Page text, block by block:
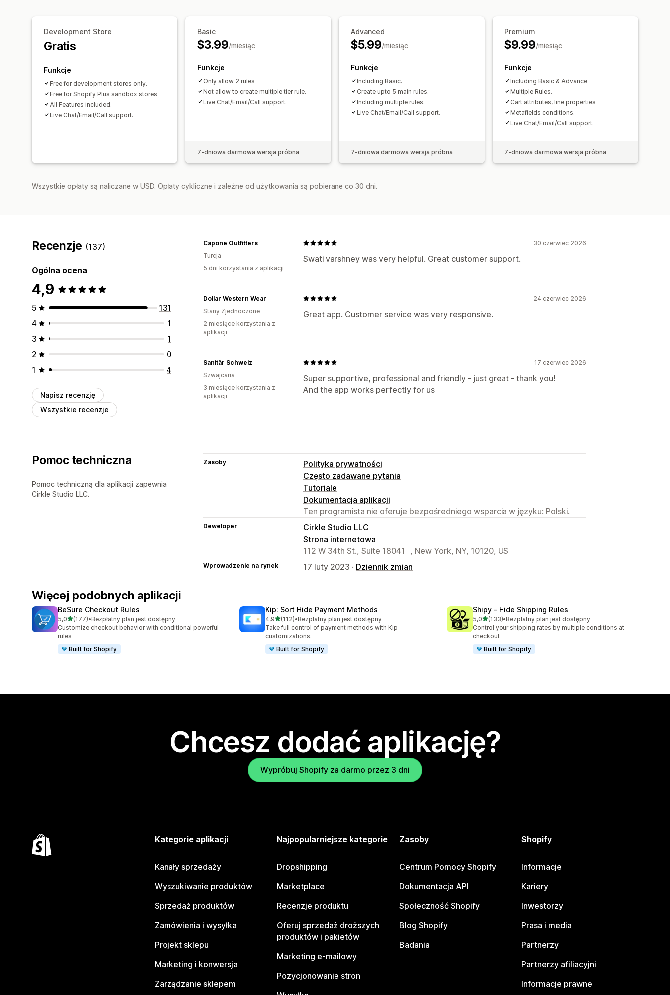
Development Store
Gratis
Funkcje
Free for development stores only.
Free for Shopify Plus sandbox stores
All Features included.
Live Chat/Email/Call support.
Basic
$3.99/miesiąc
Funkcje
Only allow 2 rules
Not allow to create multiple tier rule.
Live Chat/Email/Call support.
7-dniowa darmowa wersja próbna
Advanced
$5.99/miesiąc
Funkcje
Including Basic.
Create upto 5 main rules.
Including multiple rules.
Live Chat/Email/Call support.
7-dniowa darmowa wersja próbna
Premium
$9.99/miesiąc
Funkcje
Including Basic & Advance
Multiple Rules.
Cart attributes, line properties
Metafields conditions.
Live Chat/Email/Call support.
7-dniowa darmowa wersja próbna
Wszystkie opłaty są naliczane w USD. Opłaty cykliczne i zależne od użytkowania są pobierane co 30 dni.
Recenzje (137)
Ogólna ocena
4,9
5
131
4
1
3
1
2
0
1
4
Napisz recenzję
Wszystkie recenzje
30 czerwiec 2026
Swati varshney was very helpful. Great customer support.
Capone Outfitters
Turcja
5 dni korzystania z aplikacji
24 czerwiec 2026
Great app. Customer service was very responsive.
Dollar Western Wear
Stany Zjednoczone
2 miesiące korzystania z
aplikacji
17 czerwiec 2026
Super supportive, professional and friendly - just great - thank you!
And the app works perfectly for us
Sanitär Schweiz
Szwajcaria
3 miesiące korzystania z
aplikacji
Pomoc techniczna
Pomoc techniczną dla aplikacji zapewnia
Cirkle Studio LLC.
Zasoby
Polityka prywatności
Często zadawane pytania
Tutoriale
Dokumentacja aplikacji
Ten programista nie oferuje bezpośredniego wsparcia w języku: Polski.
Deweloper
Cirkle Studio LLC
Strona internetowa
112 W 34th St., Suite 18041 , New York, NY, 10120, US
Wprowadzenie na rynek 17 luty 2023 · Dziennik zmian
Więcej podobnych aplikacji
BeSure Checkout Rules
5,0na 5 gwiazdek
(177)
Łączna liczba recenzji: 177
•Bezpłatny plan jest dostępny
Customize checkout behavior with conditional powerful
rules
Built for Shopify
Kip: Sort Hide Payment Methods
4,9na 5 gwiazdek
(112)
Łączna liczba recenzji: 112
•Bezpłatny plan jest dostępny
Take full control of payment methods with Kip
customizations.
Built for Shopify
Shipy ‑ Hide Shipping Rules
5,0na 5 gwiazdek
(133)
Łączna liczba recenzji: 133
•Bezpłatny plan jest dostępny
Control your shipping rates by multiple conditions at
checkout
Built for Shopify
Chcesz dodać aplikację?
Wypróbuj Shopify za darmo przez 3 dni
Kategorie aplikacji
Kanały sprzedaży
Wyszukiwanie produktów
Sprzedaż produktów
Zamówienia i wysyłka
Projekt sklepu
Marketing i konwersja
Zarządzanie sklepem
Najpopularniejsze kategorie
Dropshipping
Marketplace
Recenzje produktu
Oferuj sprzedaż droższych
produktów i pakietów
Marketing e-mailowy
Pozycjonowanie stron
Zasoby
Centrum Pomocy Shopify
Dokumentacja API
Społeczność Shopify
Blog Shopify
Badania
Shopify
Informacje
Kariery
Inwestorzy
Prasa i media
Partnerzy
Partnerzy afiliacyjni
Informacje prawne